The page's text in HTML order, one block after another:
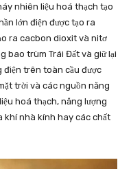
nhiên liệu hoá thạch tạo
lớn điện được tạo ra
ra cacbon dioxit và nitơ
bao trùm Trái Đất và giữ lại
điện trên toàn cầu được
trời và các nguồn năng
hoá thạch, năng lượng
khí nhà kính hay các chất